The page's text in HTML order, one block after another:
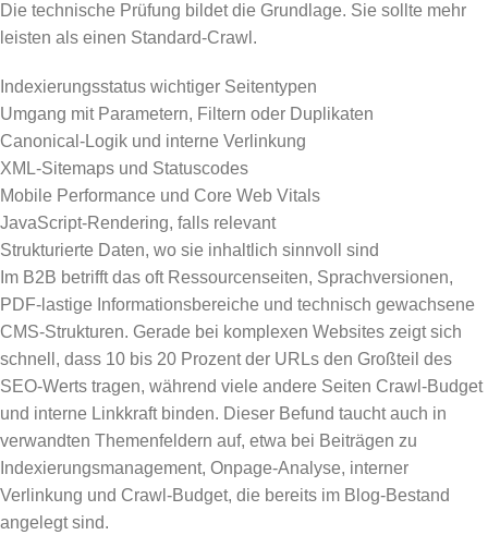
Die technische Prüfung bildet die Grundlage. Sie sollte mehr
leisten als einen Standard-Crawl.
Indexierungsstatus wichtiger Seitentypen
Umgang mit Parametern, Filtern oder Duplikaten
Canonical-Logik und interne Verlinkung
XML-Sitemaps und Statuscodes
Mobile Performance und Core Web Vitals
JavaScript-Rendering, falls relevant
Strukturierte Daten, wo sie inhaltlich sinnvoll sind
Im B2B betrifft das oft Ressourcenseiten, Sprachversionen,
PDF-lastige Informationsbereiche und technisch gewachsene
CMS-Strukturen. Gerade bei komplexen Websites zeigt sich
schnell, dass 10 bis 20 Prozent der URLs den Großteil des
SEO-Werts tragen, während viele andere Seiten Crawl-Budget
und interne Linkkraft binden. Dieser Befund taucht auch in
verwandten Themenfeldern auf, etwa bei Beiträgen zu
Indexierungsmanagement, Onpage-Analyse, interner
Verlinkung und Crawl-Budget, die bereits im Blog-Bestand
angelegt sind.